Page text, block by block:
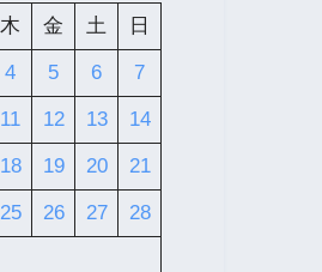
木 金 土 日
4 5 6 7
11 12 13 14
18 19 20 21
25 26 27 28